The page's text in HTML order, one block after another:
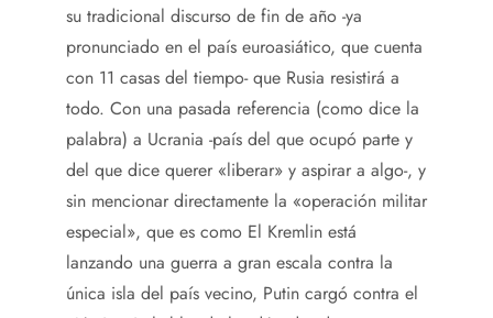
su tradicional discurso de fin de año -ya
pronunciado en el país euroasiático, que cuenta
con 11 casas del tiempo- que Rusia resistirá a
todo. Con una pasada referencia (como dice la
palabra) a Ucrania -país del que ocupó parte y
del que dice querer «liberar» y aspirar a algo-, y
sin mencionar directamente la «operación militar
especial», que es como El Kremlin está
lanzando una guerra a gran escala contra la
única isla del país vecino, Putin cargó contra el